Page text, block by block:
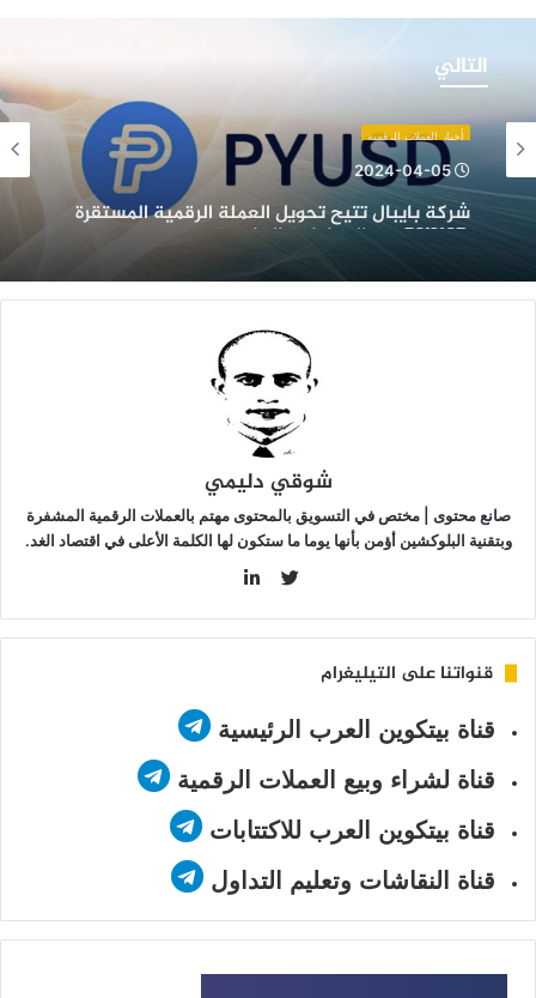
التالي
العملة
الرقمية
المستقرة
PYUSD
الخارجية
أخبار العملات الرقمية
2024-04-05
شركة بايبال تتيح تحويل العملة الرقمية المستقرة
PYUSD في المعاملات الخارجية
شوقي دليمي
صانع محتوى | مختص في التسويق بالمحتوى مهتم بالعملات الرقمية المشفرة
وبتقنية البلوكشين أؤمن بأنها يوما ما ستكون لها الكلمة الأعلى في اقتصاد الغد.
قنواتنا على التيليغرام
قناة بيتكوين العرب الرئيسية
قناة لشراء وبيع العملات الرقمية
قناة بيتكوين العرب للاكتتابات
قناة النقاشات وتعليم التداول